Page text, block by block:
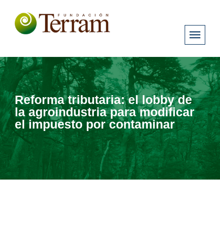
Reforma tributaria: el lobby de
la agroindustria para modificar
el impuesto por contaminar